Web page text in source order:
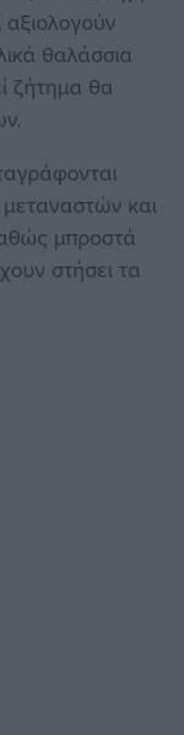
θαλάσσια
ζήτημα θα
και
μπροστά
στήσει τα